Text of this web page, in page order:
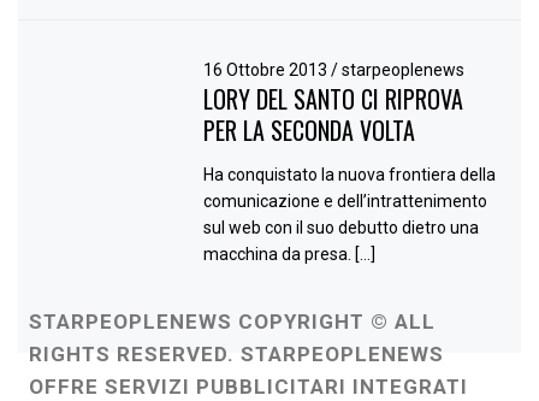
16 Ottobre 2013/ starpeoplenews
LORY DEL SANTO CI RIPROVA
PER LA SECONDA VOLTA
Ha conquistato la nuova frontiera della
comunicazione e dell’intrattenimento
sul web con il suo debutto dietro una
macchina da presa. […]
STARPEOPLENEWS COPYRIGHT © ALL
RIGHTS RESERVED. STARPEOPLENEWS
OFFRE SERVIZI PUBBLICITARI INTEGRATI